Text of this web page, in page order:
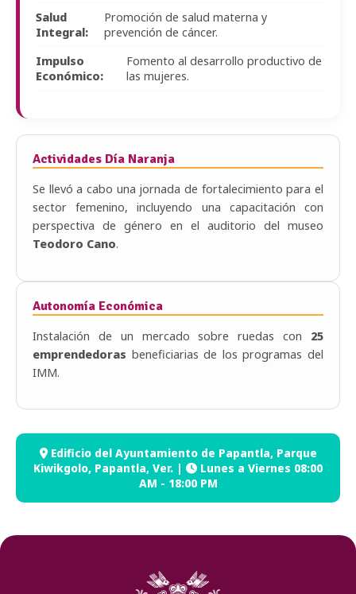
Salud
Integral:
Promoción de salud materna y
prevención de cáncer.
Impulso
Económico:
Fomento al desarrollo productivo de
las mujeres.
Actividades Día Naranja
Se llevó a cabo una jornada de fortalecimiento para el
sector femenino, incluyendo una capacitación con
perspectiva de género en el auditorio del museo
Teodoro Cano.
Autonomía Económica
Instalación de un mercado sobre ruedas con 25
emprendedoras beneficiarias de los programas del
IMM.
Edificio del Ayuntamiento de Papantla, Parque
Kiwikgolo, Papantla, Ver. |
Lunes a Viernes 08:00
AM - 18:00 PM